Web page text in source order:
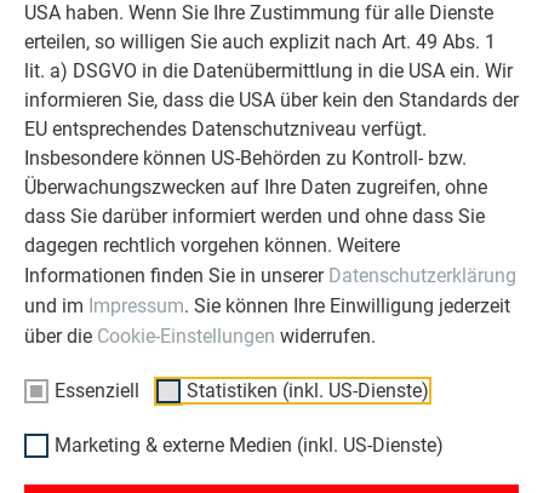
USA haben. Wenn Sie Ihre Zustimmung für alle Dienste
erteilen, so willigen Sie auch explizit nach Art. 49 Abs. 1
lit. a) DSGVO in die Datenübermittlung in die USA ein. Wir
informieren Sie, dass die USA über kein den Standards der
EU entsprechendes Datenschutzniveau verfügt.
Insbesondere können US-Behörden zu Kontroll- bzw.
Überwachungszwecken auf Ihre Daten zugreifen, ohne
dass Sie darüber informiert werden und ohne dass Sie
dagegen rechtlich vorgehen können. Weitere
Informationen finden Sie in unserer Datenschutzerklärung
und im Impressum. Sie können Ihre Einwilligung jederzeit
über die Cookie-Einstellungen widerrufen.
Essenziell Statistiken (inkl. US-Dienste)
Marketing & externe Medien (inkl. US-Dienste)
Ewig währt am Längsten
Aluminium beweist Qualität - ein Leben lang. Daher geben wir
auf unsere Produkte bis zu 40 Jahre Farb- und
Materialgarantie bzw. 25 Jahre Leistungsgarantie. Vertrauen
Sie auf die Sicherheit und Beständigkeit vom PREFA
Produktsortiment!
INFOS ZUR PREFA GARANTIE